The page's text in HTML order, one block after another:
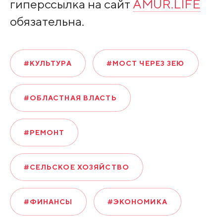
гиперссылка на сайт AMUR.LIFE
обязательна.
#КУЛЬТУРА #МОСТ ЧЕРЕЗ ЗЕЮ
#ОБЛАСТНАЯ ВЛАСТЬ
#РЕМОНТ
#СЕЛЬСКОЕ ХОЗЯЙСТВО
#ФИНАНСЫ #ЭКОНОМИКА